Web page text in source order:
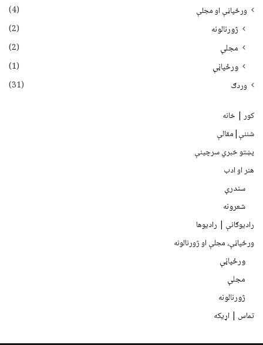
ورځپاڼې او مجلې
(4)
ژورنالونه
(2)
مجلې
(2)
ورځپاڼې
(1)
وردګ
(31)
کور | خانه
شننې|مقالې
پښتو خبري سرچينې
هنر او ادب
سندرې
شعرونه
رادیوګانې | رادیوها
ورځپاڼې، مجلې او ژورنالونه
ورځپاڼې
مجلې
ژورنالونه
تماس | اړیکه